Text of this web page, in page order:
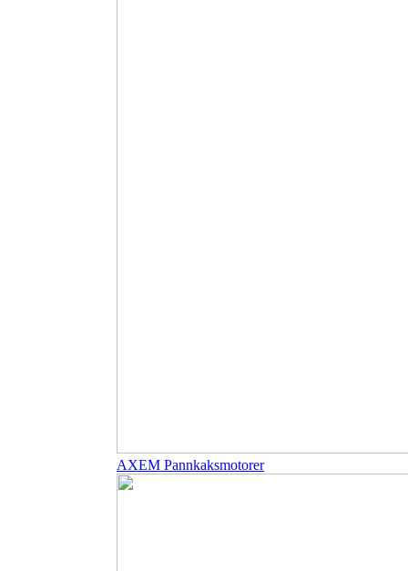
AXEM Pannkaksmotorer